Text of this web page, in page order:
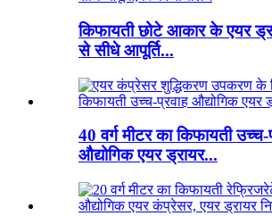
किफायती छोटे आकार के एयर
से सीधे आपूर्ति...
40 वर्ग मीटर का किफायती उच्च-
औद्योगिक एयर ड्रायर...